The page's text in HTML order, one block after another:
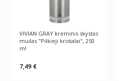
VIVIAN GRAY kreminis skystas
muilas "Pilkieji kristalai", 250
ml
7,49 €